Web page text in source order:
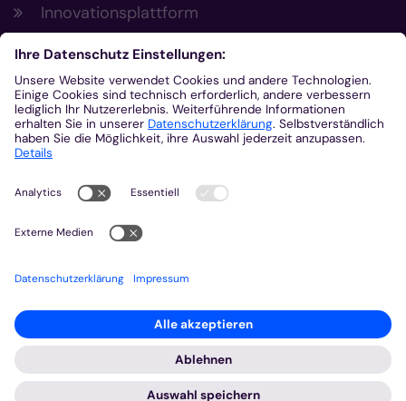
Innovationsplattform
Aus der Plattform
Nachrichten
Veranstaltungen
Gottesdienste
Stellenangebote
Kirchenzeitung
Amtsblatt (Kirchlicher Anzeiger)
Rechtsdatenbank
Meldestelle gemäß Hinweisgeberschutzgesetz
2026 © Bistum Aachen
Impressum